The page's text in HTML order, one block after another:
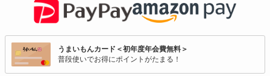
うまいもんカード＜初年度年会費無料＞
普段使いでお得にポイントがたまる！